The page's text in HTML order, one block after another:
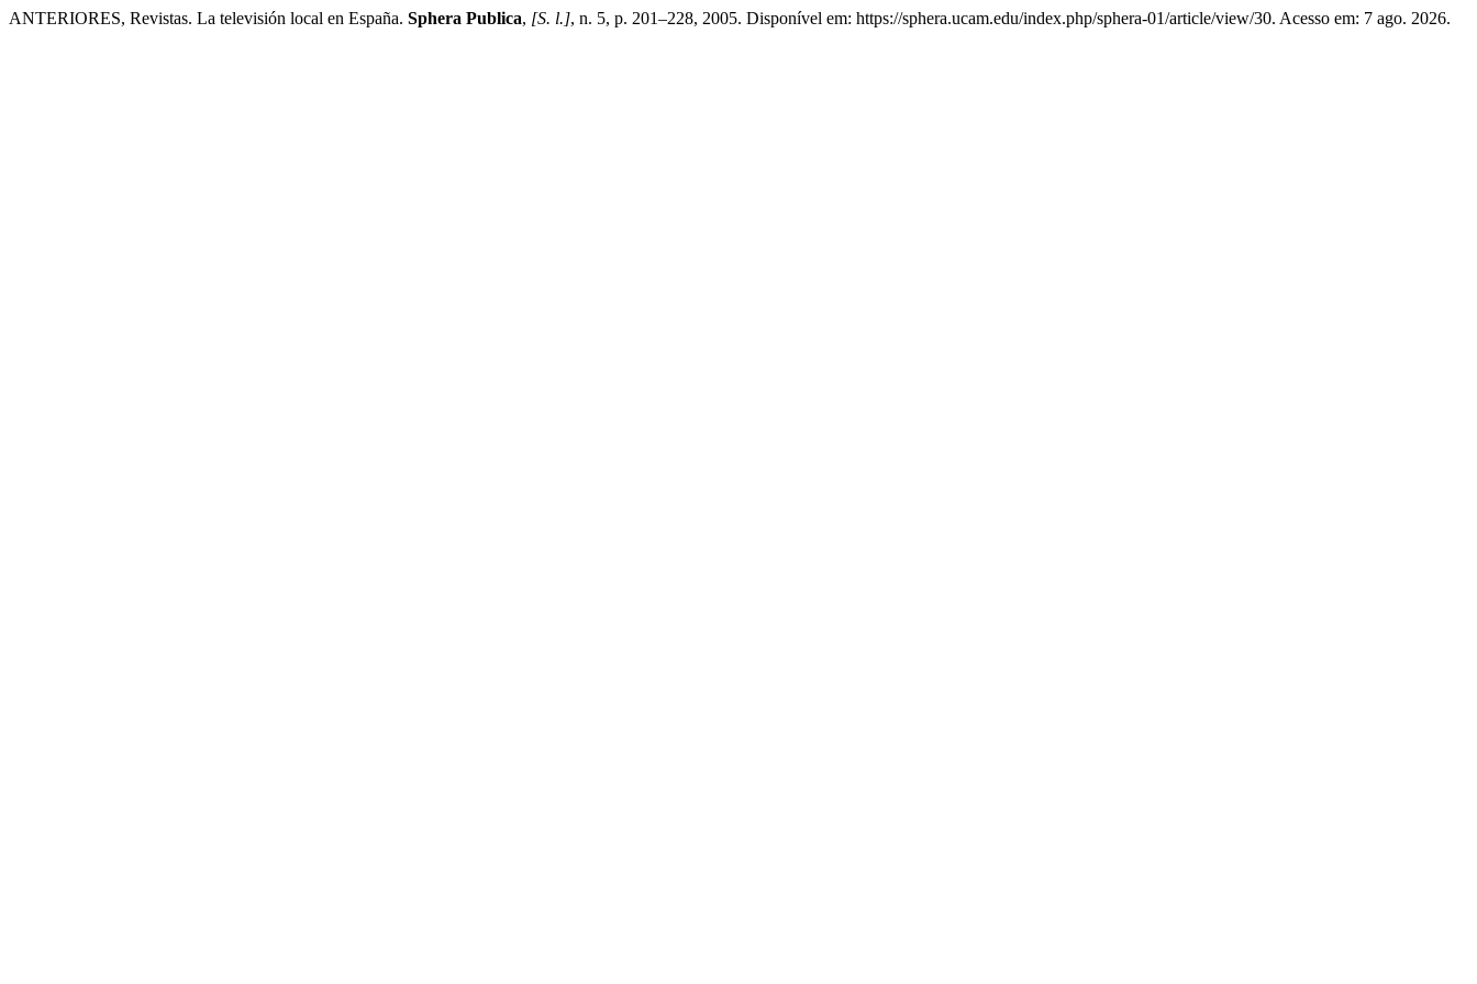
ANTERIORES, Revistas. La televisión local en España. Sphera Publica, [S. l.], n. 5, p. 201–228, 2005. Disponível em: https://sphera.ucam.edu/index.php/sphera-01/article/view/30. Acesso em: 7 ago. 2026.